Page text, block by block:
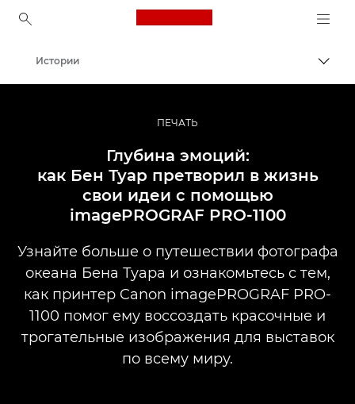
Canon Logo, back to
Профессиональная фото- и видеосъемка
Истории
ПЕЧАТЬ
Глубина эмоций:
как Бен Туар претворил в жизнь
свои идеи с помощью
imagePROGRAF PRO-1100
Узнайте больше о путешествии фотографа
океана Бена Туара и ознакомьтесь с тем,
как принтер Canon imagePROGRAF PRO-
1100 помог ему воссоздать красочные и
трогательные изображения для выставок
по всему миру.